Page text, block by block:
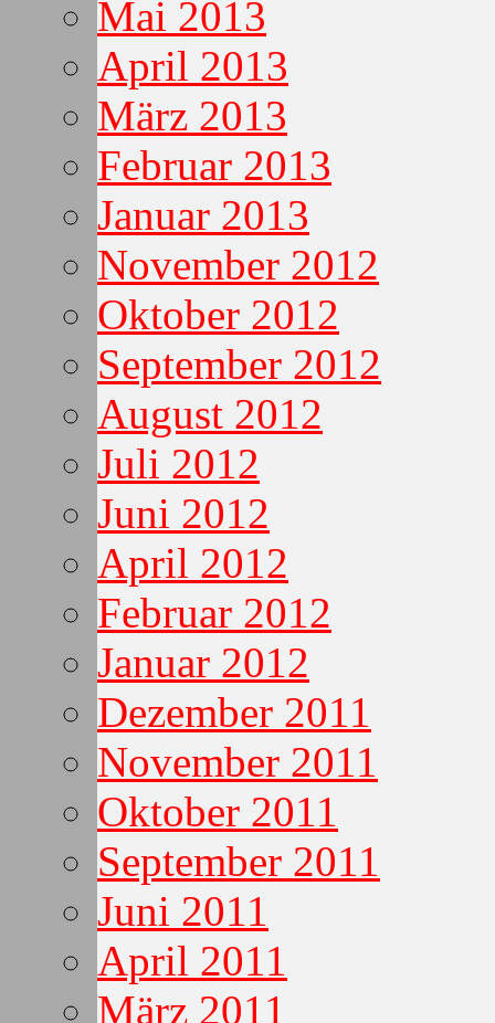
Mai 2013
April 2013
März 2013
Februar 2013
Januar 2013
November 2012
Oktober 2012
September 2012
August 2012
Juli 2012
Juni 2012
April 2012
Februar 2012
Januar 2012
Dezember 2011
November 2011
Oktober 2011
September 2011
Juni 2011
April 2011
März 2011